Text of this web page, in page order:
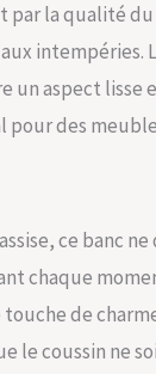
la qualité
intempéries.
un aspect
pour des
ce banc
chaque
de
le coussin ne